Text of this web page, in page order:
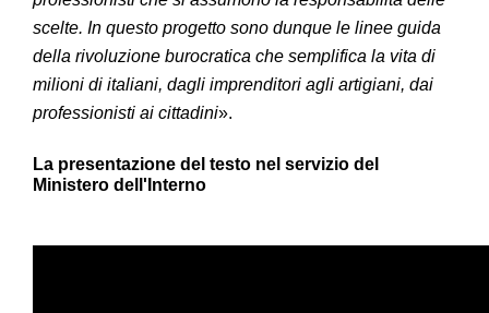
scelte. In questo progetto sono dunque le linee guida
della rivoluzione burocratica che semplifica la vita di
milioni di italiani, dagli imprenditori agli artigiani, dai
professionisti ai cittadini».
La presentazione del testo nel servizio del
Ministero dell'Interno